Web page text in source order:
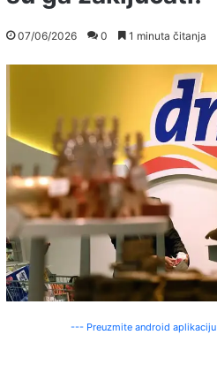
07/06/2026 0 1 minuta čitanja
--- Preuzmite android